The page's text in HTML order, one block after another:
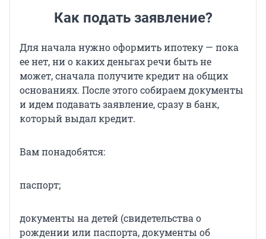
Как подать заявление?
Для начала нужно оформить ипотеку — пока
ее нет, ни о каких деньгах речи быть не
может, сначала получите кредит на общих
основаниях. После этого собираем документы
и идем подавать заявление, сразу в банк,
который выдал кредит.
Вам понадобятся:
паспорт;
документы на детей (свидетельства о
рождении или паспорта, документы об